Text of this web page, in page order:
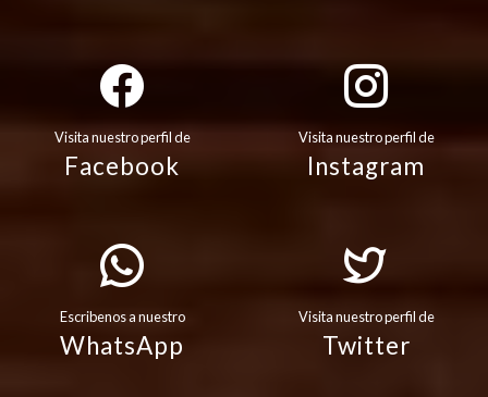
Visita nuestro perfil de
Facebook
Visita nuestro perfil de
Instagram
Escribenos a nuestro
WhatsApp
Visita nuestro perfil de
Twitter